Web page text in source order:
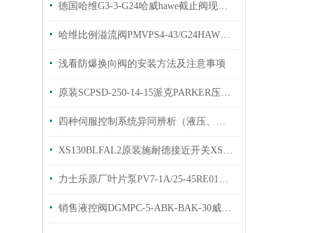
德国哈维G3-3-G24哈威hawe截止阀现货出售
哈维比例溢流阀PMVPS4-43/G24HAWE压力阀原装现货
浅看防爆换向阀的安装方法及注意事项
原装SCPSD-250-14-15派克PARKER压力传感器
四种伺服控制系统异同辨析（液压、交流、直流、电液）
XS130BLFAL2原装施耐德接近开关XSAV11373样本资料
力士乐原厂叶片泵PV7-1A/25-45RE01MC0-08现货
销售液控阀DGMPC-5-ABK-BAK-30威格士单向阀